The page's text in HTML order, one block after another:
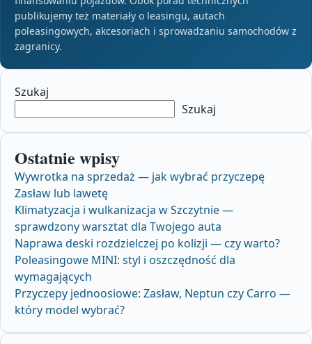
publikujemy też materiały o leasingu, autach
poleasingowych, akcesoriach i sprowadzaniu samochodów z
zagranicy.
Szukaj
Szukaj
Ostatnie wpisy
Wywrotka na sprzedaż — jak wybrać przyczepę
Zasław lub lawetę
Klimatyzacja i wulkanizacja w Szczytnie —
sprawdzony warsztat dla Twojego auta
Naprawa deski rozdzielczej po kolizji — czy warto?
Poleasingowe MINI: styl i oszczędność dla
wymagających
Przyczepy jednoosiowe: Zasław, Neptun czy Carro —
który model wybrać?